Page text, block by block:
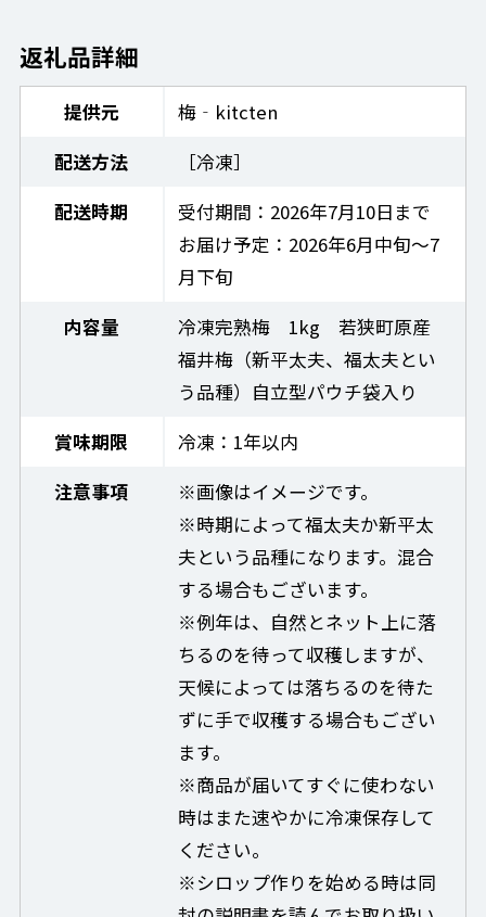
返礼品詳細
提供元
梅‐kitcten
配送方法
［冷凍］
配送時期
受付期間：2026年7月10日まで
お届け予定：2026年6月中旬～7
月下旬
内容量
冷凍完熟梅 1kg 若狭町原産
福井梅（新平太夫、福太夫とい
う品種）自立型パウチ袋入り
賞味期限
冷凍：1年以内
注意事項
※画像はイメージです。
※時期によって福太夫か新平太
夫という品種になります。混合
する場合もございます。
※例年は、自然とネット上に落
ちるのを待って収穫しますが、
天候によっては落ちるのを待た
ずに手で収穫する場合もござい
ます。
※商品が届いてすぐに使わない
時はまた速やかに冷凍保存して
ください。
※シロップ作りを始める時は同